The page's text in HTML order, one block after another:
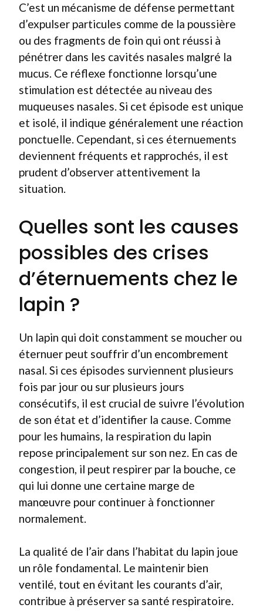
C’est un mécanisme de défense permettant
d’expulser particules comme de la poussière
ou des fragments de foin qui ont réussi à
pénétrer dans les cavités nasales malgré la
mucus. Ce réflexe fonctionne lorsqu’une
stimulation est détectée au niveau des
muqueuses nasales. Si cet épisode est unique
et isolé, il indique généralement une réaction
ponctuelle. Cependant, si ces éternuements
deviennent fréquents et rapprochés, il est
prudent d’observer attentivement la
situation.
Quelles sont les causes
possibles des crises
d’éternuements chez le
lapin ?
Un lapin qui doit constamment se moucher ou
éternuer peut souffrir d’un encombrement
nasal. Si ces épisodes surviennent plusieurs
fois par jour ou sur plusieurs jours
consécutifs, il est crucial de suivre l’évolution
de son état et d’identifier la cause. Comme
pour les humains, la respiration du lapin
repose principalement sur son nez. En cas de
congestion, il peut respirer par la bouche, ce
qui lui donne une certaine marge de
manœuvre pour continuer à fonctionner
normalement.
La qualité de l’air dans l’habitat du lapin joue
un rôle fondamental. Le maintenir bien
ventilé, tout en évitant les courants d’air,
contribue à préserver sa santé respiratoire.